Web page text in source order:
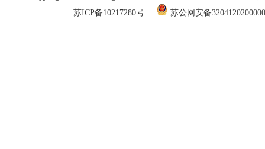
苏ICP备10217280号
苏公网安备